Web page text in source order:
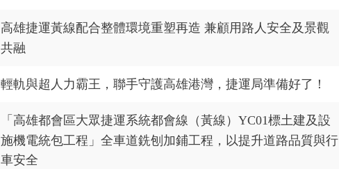
高雄捷運黃線配合整體環境重塑再造 兼顧用路人安全及景觀
共融
輕軌與超人力霸王，聯手守護高雄港灣，捷運局準備好了！
「高雄都會區大眾捷運系統都會線（黃線）YC01標土建及設
施機電統包工程」全車道銑刨加鋪工程，以提升道路品質與行
車安全